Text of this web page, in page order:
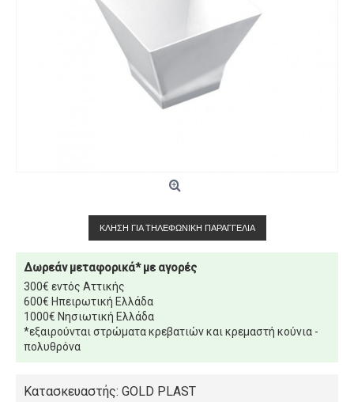
ΚΛΉΣΗ ΓΙΑ ΤΗΛΕΦΩΝΙΚΉ ΠΑΡΑΓΓΕΛΊΑ
Δωρεάν μεταφορικά* με αγορές
300€ εντός Αττικής
600€ Ηπειρωτική Ελλάδα
1000€ Νησιωτική Ελλάδα
*εξαιρούνται στρώματα κρεβατιών και κρεμαστή κούνια -
πολυθρόνα
Κατασκευαστής: GOLD PLAST